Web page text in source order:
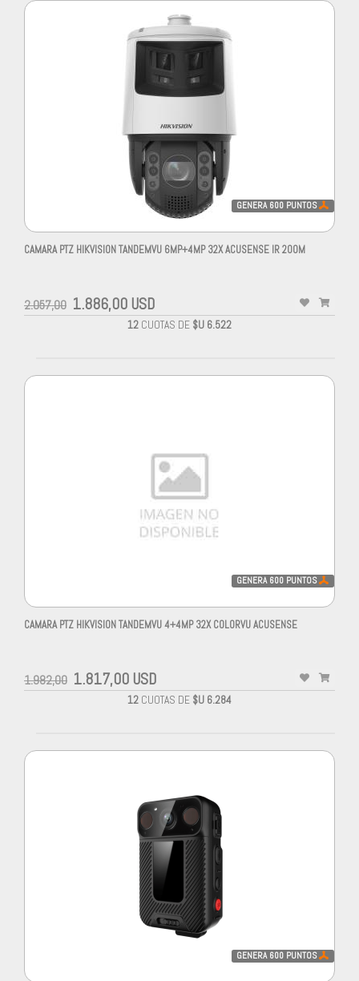
GENERA 600 PUNTOS
CAMARA PTZ HIKVISION TANDEMVU 6MP+4MP 32X ACUSENSE IR 200M
2.057,00 1.886,00 USD
12 CUOTAS DE $U 6.522
GENERA 600 PUNTOS
CAMARA PTZ HIKVISION TANDEMVU 4+4MP 32X COLORVU ACUSENSE
1.982,00 1.817,00 USD
12 CUOTAS DE $U 6.284
GENERA 600 PUNTOS